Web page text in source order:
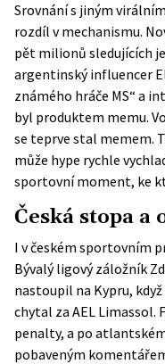
Srovnání s jiným
rozdíl v mechanismu.
pět milionů sledujících
argentinský influencer
známého hráče MS“ a
byl produktem memu.
se teprve stal memem.
může hype rychle
sportovní moment, ke
Česká stopa a
I v českém sportovním
Bývalý ligový záložník
nastoupil na Kypru,
chytal za AEL
penalty, a po
pobaveným